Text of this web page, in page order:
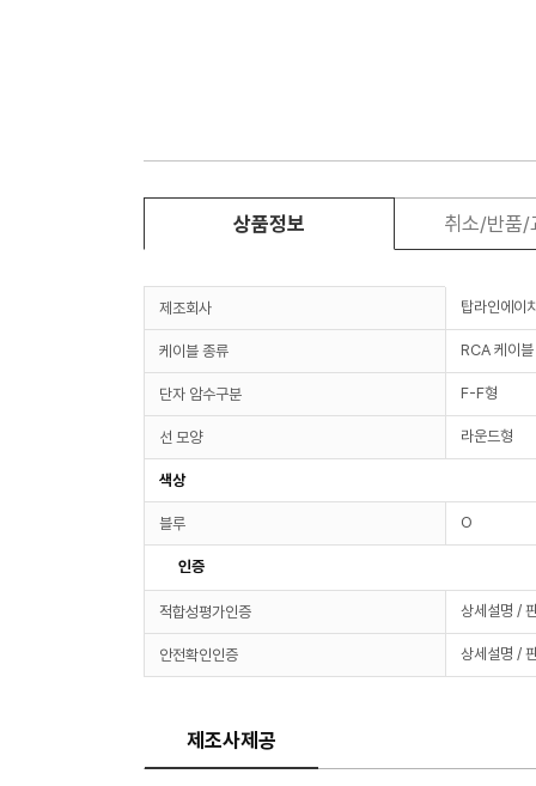
상품정보 취소/반품/
제조회사 탑라인에이
케이블 종류 RCA 케이블
단자 암수구분 F-F형
선 모양 라운드형
색상
블루 O
인증
적합성평가인증 상세설명 /
안전확인인증 상세설명 /
제조사제공